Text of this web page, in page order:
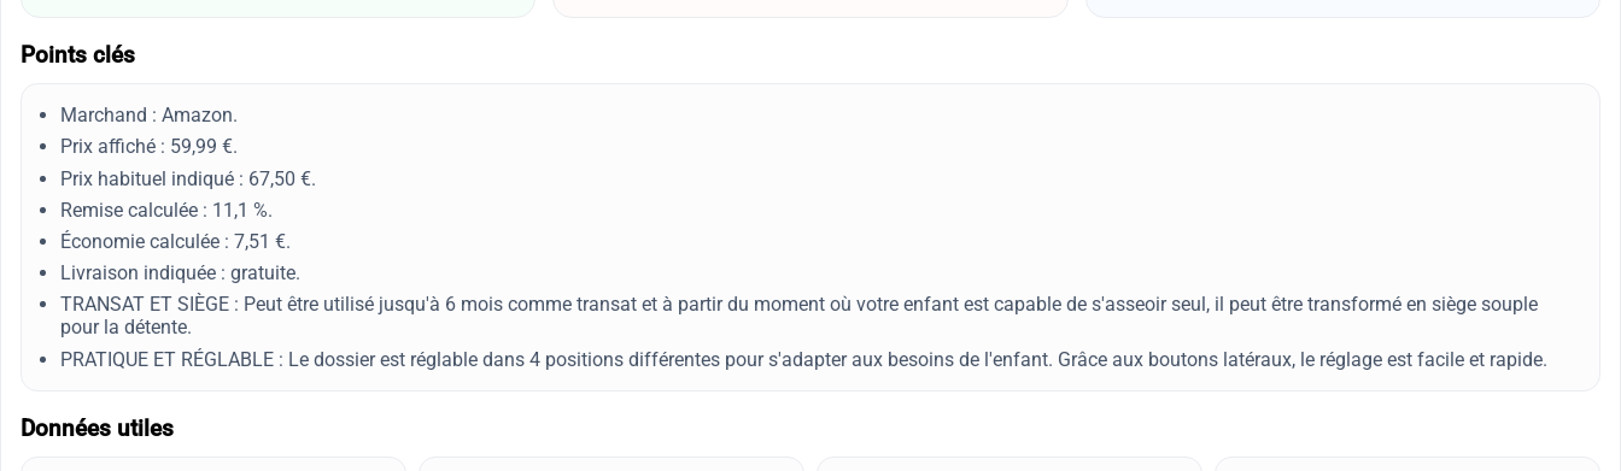
Points clés
Marchand : Amazon.
Prix affiché : 59,99 €.
Prix habituel indiqué : 67,50 €.
Remise calculée : 11,1 %.
Économie calculée : 7,51 €.
Livraison indiquée : gratuite.
TRANSAT ET SIÈGE : Peut être utilisé jusqu'à 6 mois comme transat et à partir du moment où votre enfant est capable de s'asseoir seul, il peut être transformé en siège souple
pour la détente.
PRATIQUE ET RÉGLABLE : Le dossier est réglable dans 4 positions différentes pour s'adapter aux besoins de l'enfant. Grâce aux boutons latéraux, le réglage est facile et rapide.
Données utiles